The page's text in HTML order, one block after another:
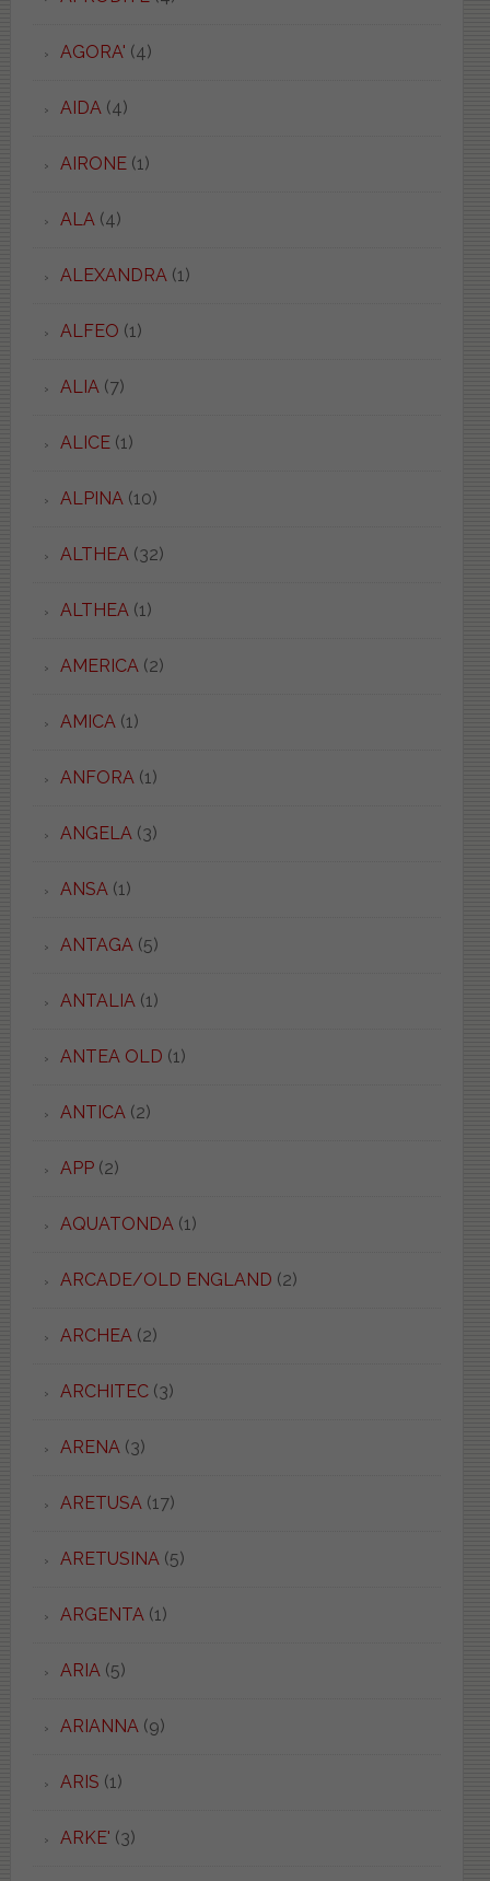
AGORA' (4)
AIDA (4)
AIRONE(1)
ALA (4)
ALEXANDRA (1)
ALFEO (1)
ALIA (7)
ALICE(1)
ALPINA (10)
ALTHEA (32)
ALTHEA (1)
AMERICA (2)
AMICA (1)
ANFORA (1)
ANGELA (3)
ANSA (1)
ANTAGA (5)
ANTALIA (1)
ANTEA OLD (1)
ANTICA (2)
APP(2)
AQUATONDA (1)
ARCADE/OLD ENGLAND (2)
ARCHEA (2)
ARCHITEC(3)
ARENA (3)
ARETUSA (17)
ARETUSINA (5)
ARGENTA (1)
ARIA (5)
ARIANNA (9)
ARIS (1)
ARKE' (3)